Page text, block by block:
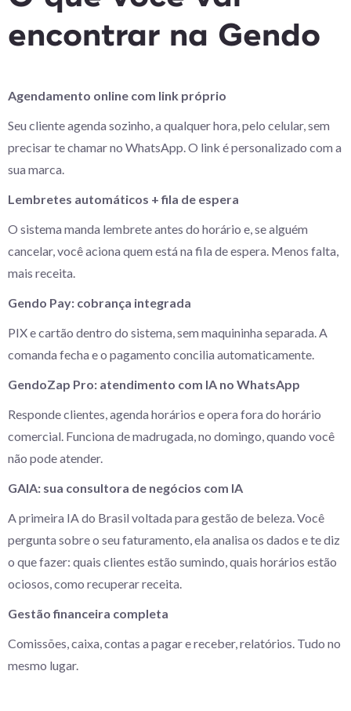
encontrar na Gendo
Agendamento online com link próprio
Seu cliente agenda sozinho, a qualquer hora, pelo celular, sem
precisar te chamar no WhatsApp. O link é personalizado com a
sua marca.
Lembretes automáticos + fila de espera
O sistema manda lembrete antes do horário e, se alguém
cancelar, você aciona quem está na fila de espera. Menos falta,
mais receita.
Gendo Pay: cobrança integrada
PIX e cartão dentro do sistema, sem maquininha separada. A
comanda fecha e o pagamento concilia automaticamente.
GendoZap Pro: atendimento com IA no WhatsApp
Responde clientes, agenda horários e opera fora do horário
comercial. Funciona de madrugada, no domingo, quando você
não pode atender.
GAIA: sua consultora de negócios com IA
A primeira IA do Brasil voltada para gestão de beleza. Você
pergunta sobre o seu faturamento, ela analisa os dados e te diz
o que fazer: quais clientes estão sumindo, quais horários estão
ociosos, como recuperar receita.
Gestão financeira completa
Comissões, caixa, contas a pagar e receber, relatórios. Tudo no
mesmo lugar.